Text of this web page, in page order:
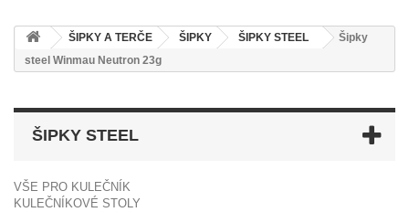
ŠIPKY A TERČE ŠIPKY ŠIPKY STEEL
Šipky
steel Winmau Neutron 23g
ŠIPKY STEEL
VŠE PRO KULEČNÍK
KULEČNÍKOVÉ STOLY